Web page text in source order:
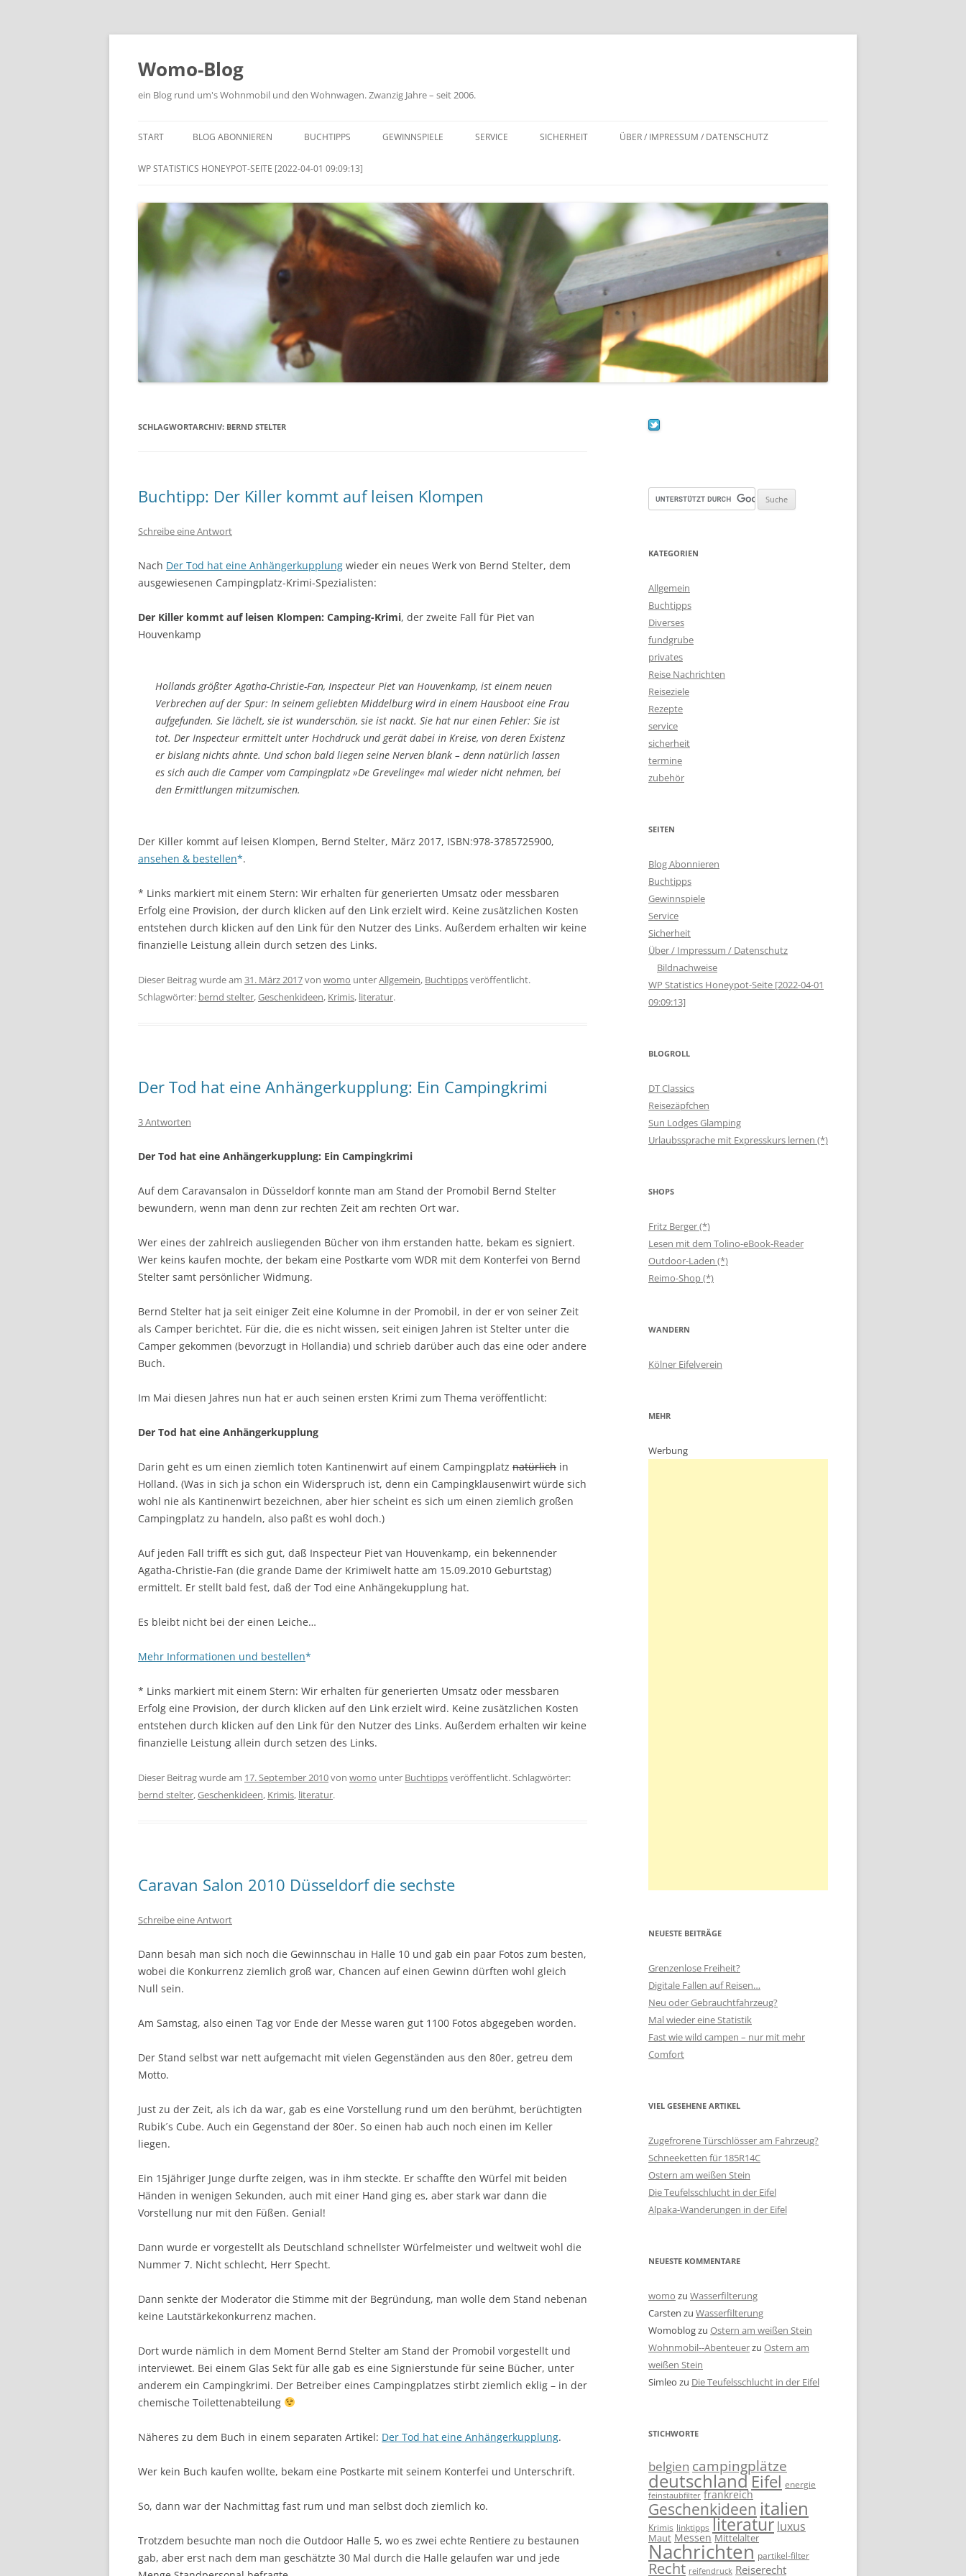
Zum
Womo-Blog
ein Blog rund um's Wohnmobil und den Wohnwagen. Zwanzig Jahre – seit 2006.
START BLOG ABONNIEREN BUCHTIPPS GEWINNSPIELE SERVICE SICHERHEIT ÜBER / IMPRESSUM / DATENSCHUTZ
WP STATISTICS HONEYPOT-SEITE [2022-04-01 09:09:13]
SCHLAGWORTARCHIV: BERND STELTER
Buchtipp: Der Killer kommt auf leisen Klompen
Schreibe eine Antwort
Nach Der Tod hat eine Anhängerkupplung wieder ein neues Werk von Bernd Stelter, dem
ausgewiesenen Campingplatz-Krimi-Spezialisten:
Der Killer kommt auf leisen Klompen: Camping-Krimi, der zweite Fall für Piet van
Houvenkamp
Hollands größter Agatha-Christie-Fan, Inspecteur Piet van Houvenkamp, ist einem neuen
Verbrechen auf der Spur: In seinem geliebten Middelburg wird in einem Hausboot eine Frau
aufgefunden. Sie lächelt, sie ist wunderschön, sie ist nackt. Sie hat nur einen Fehler: Sie ist
tot. Der Inspecteur ermittelt unter Hochdruck und gerät dabei in Kreise, von deren Existenz
er bislang nichts ahnte. Und schon bald liegen seine Nerven blank – denn natürlich lassen
es sich auch die Camper vom Campingplatz »De Grevelinge« mal wieder nicht nehmen, bei
den Ermittlungen mitzumischen.
Der Killer kommt auf leisen Klompen, Bernd Stelter, März 2017, ISBN:978-3785725900,
ansehen & bestellen .
* Links markiert mit einem Stern: Wir erhalten für generierten Umsatz oder messbaren
Erfolg eine Provision, der durch klicken auf den Link erzielt wird. Keine zusätzlichen Kosten
entstehen durch klicken auf den Link für den Nutzer des Links. Außerdem erhalten wir keine
finanzielle Leistung allein durch setzen des Links.
Dieser Beitrag wurde am 31. März 2017von womo unterAllgemein, Buchtippsveröffentlicht.
Schlagwörter: bernd stelter,Geschenkideen, Krimis, literatur.
Der Tod hat eine Anhängerkupplung: Ein Campingkrimi
3 Antworten
Der Tod hat eine Anhängerkupplung: Ein Campingkrimi
Auf dem Caravansalon in Düsseldorf konnte man am Stand der Promobil Bernd Stelter
bewundern, wenn man denn zur rechten Zeit am rechten Ort war.
Wer eines der zahlreich ausliegenden Bücher von ihm erstanden hatte, bekam es signiert.
Wer keins kaufen mochte, der bekam eine Postkarte vom WDR mit dem Konterfei von Bernd
Stelter samt persönlicher Widmung.
Bernd Stelter hat ja seit einiger Zeit eine Kolumne in der Promobil, in der er von seiner Zeit
als Camper berichtet. Für die, die es nicht wissen, seit einigen Jahren ist Stelter unter die
Camper gekommen (bevorzugt in Hollandia) und schrieb darüber auch das eine oder andere
Buch.
Im Mai diesen Jahres nun hat er auch seinen ersten Krimi zum Thema veröffentlicht:
Der Tod hat eine Anhängerkupplung
Darin geht es um einen ziemlich toten Kantinenwirt auf einem Campingplatz natürlich in
Holland. (Was in sich ja schon ein Widerspruch ist, denn ein Campingklausenwirt würde sich
wohl nie als Kantinenwirt bezeichnen, aber hier scheint es sich um einen ziemlich großen
Campingplatz zu handeln, also paßt es wohl doch.)
Auf jeden Fall trifft es sich gut, daß Inspecteur Piet van Houvenkamp, ein bekennender
Agatha-Christie-Fan (die grande Dame der Krimiwelt hatte am 15.09.2010 Geburtstag)
ermittelt. Er stellt bald fest, daß der Tod eine Anhängekupplung hat.
Es bleibt nicht bei der einen Leiche…
Mehr Informationen und bestellen
* Links markiert mit einem Stern: Wir erhalten für generierten Umsatz oder messbaren
Erfolg eine Provision, der durch klicken auf den Link erzielt wird. Keine zusätzlichen Kosten
entstehen durch klicken auf den Link für den Nutzer des Links. Außerdem erhalten wir keine
finanzielle Leistung allein durch setzen des Links.
Dieser Beitrag wurde am 17. September 2010von womo unter Buchtippsveröffentlicht. Schlagwörter:
bernd stelter,Geschenkideen, Krimis, literatur.
Caravan Salon 2010 Düsseldorf die sechste
Schreibe eine Antwort
Dann besah man sich noch die Gewinnschau in Halle 10 und gab ein paar Fotos zum besten,
wobei die Konkurrenz ziemlich groß war, Chancen auf einen Gewinn dürften wohl gleich
Null sein.
Am Samstag, also einen Tag vor Ende der Messe waren gut 1100 Fotos abgegeben worden.
Der Stand selbst war nett aufgemacht mit vielen Gegenständen aus den 80er, getreu dem
Motto.
Just zu der Zeit, als ich da war, gab es eine Vorstellung rund um den berühmt, berüchtigten
Rubik´s Cube. Auch ein Gegenstand der 80er. So einen hab auch noch einen im Keller
liegen.
Ein 15jähriger Junge durfte zeigen, was in ihm steckte. Er schaffte den Würfel mit beiden
Händen in wenigen Sekunden, auch mit einer Hand ging es, aber stark war dann die
Vorstellung nur mit den Füßen. Genial!
Dann wurde er vorgestellt als Deutschland schnellster Würfelmeister und weltweit wohl die
Nummer 7. Nicht schlecht, Herr Specht.
Dann senkte der Moderator die Stimme mit der Begründung, man wolle dem Stand nebenan
keine Lautstärkekonkurrenz machen.
Dort wurde nämlich in dem Moment Bernd Stelter am Stand der Promobil vorgestellt und
interviewet. Bei einem Glas Sekt für alle gab es eine Signierstunde für seine Bücher, unter
anderem ein Campingkrimi. Der Betreiber eines Campingplatzes stirbt ziemlich eklig – in der
chemische Toilettenabteilung
Näheres zu dem Buch in einem separaten Artikel: Der Tod hat eine Anhängerkupplung.
Wer kein Buch kaufen wollte, bekam eine Postkarte mit seinem Konterfei und Unterschrift.
So, dann war der Nachmittag fast rum und man selbst doch ziemlich ko.
Trotzdem besuchte man noch die Outdoor Halle 5, wo es zwei echte Rentiere zu bestaunen
gab, aber erst nach dem man geschätzte 30 Mal durch die Halle gelaufen war und jede
KATEGORIEN
Allgemein
Buchtipps
Diverses
fundgrube
privates
Reise Nachrichten
Reiseziele
Rezepte
service
sicherheit
termine
zubehör
SEITEN
Blog Abonnieren
Buchtipps
Gewinnspiele
Service
Sicherheit
Über / Impressum / Datenschutz
Bildnachweise
WP Statistics Honeypot-Seite [2022-04-01
09:09:13]
BLOGROLL
DT Classics
Reisezäpfchen
Sun Lodges Glamping
Urlaubssprache mit Expresskurs lernen (*)
SHOPS
Fritz Berger (*)
Lesen mit dem Tolino-eBook-Reader
Outdoor-Laden (*)
Reimo-Shop (*)
WANDERN
Kölner Eifelverein
MEHR
Werbung
NEUESTE BEITRÄGE
Grenzenlose Freiheit?
Digitale Fallen auf Reisen…
Neu oder Gebrauchtfahrzeug?
Mal wieder eine Statistik
Fast wie wild campen – nur mit mehr
Comfort
VIEL GESEHENE ARTIKEL
Zugefrorene Türschlösser am Fahrzeug?
Schneeketten für 185R14C
Ostern am weißen Stein
Die Teufelsschlucht in der Eifel
Alpaka-Wanderungen in der Eifel
NEUESTE KOMMENTARE
womo zu Wasserfilterung
Carsten zu Wasserfilterung
Womoblogzu Ostern am weißen Stein
Wohnmobil--Abenteuerzu Ostern am
weißen Stein
Simleo zu Die Teufelsschlucht in der Eifel
STICHWORTE
belgien campingplätze
deutschland Eifel energie
feinstaubfilter frankreich
Geschenkideen italien
Krimis linktipps literatur luxus
Maut Messen Mittelalter
Nachrichten partikel-filter
Recht reifendruck Reiserecht